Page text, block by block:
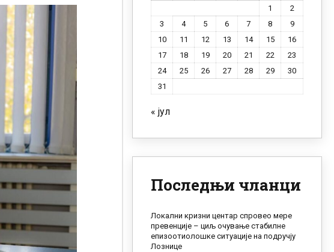
1
2
3
4 5 6 7 8
9
10
11 12 13 14 15
16
17
18 19 20 21 22
23
24
25 26 27 28 29
30
31
« јул
Последњи чланци
Локални кризни центар спровео мере
превенције – циљ очување стабилне
епизоотиолошке ситуације на подручју
Лознице